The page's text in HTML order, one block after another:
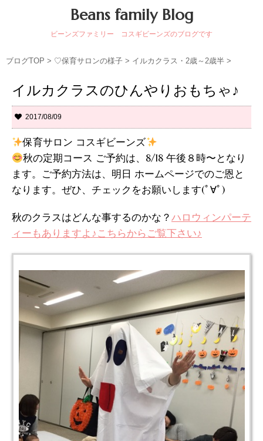
Beans family Blog
ビーンズファミリー コスギビーンズのブログです
ブログTOP > ♡保育サロンの様子 > イルカクラス・2歳～2歳半 >
イルカクラスのひんやりおもちゃ♪
2017/08/09
保育サロン コスギビーンズ
秋の定期コース ご予約は、8/18 午後８時〜となり
ます。ご予約方法は、明日 ホームページでのご恩と
なります。ぜひ、チェックをお願いします(ﾟ∀ﾟ)
秋のクラスはどんな事するのかな？ ハロウィンパーテ
ィーもありますよ♪こちらからご覧下さい♪